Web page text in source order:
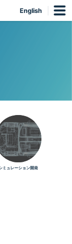
English
ミュレーション開発